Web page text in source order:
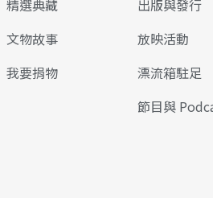
精選典藏
文物故事
我要捐物
出版與發行
放映活動
漂流箱駐足
節目與